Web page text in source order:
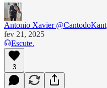
Antonio Xavier @CantodoKant
fev 21, 2025
Escute.
3